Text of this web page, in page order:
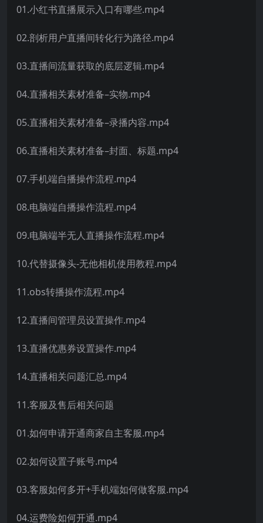
01.小红书直播展示入口有哪些.mp4
02.剖析用户直播间转化行为路径.mp4
03.直播间流量获取的底层逻辑.mp4
04.直播相关素材准备–实物.mp4
05.直播相关素材准备–录播内容.mp4
06.直播相关素材准备–封面、标题.mp4
07.手机端自播操作流程.mp4
08.电脑端自播操作流程.mp4
09.电脑端半无人直播操作流程.mp4
10.代替摄像头-无他相机使用教程.mp4
11.obs转播操作流程.mp4
12.直播间管理员设置操作.mp4
13.直播优惠券设置操作.mp4
14.直播相关问题汇总.mp4
11.客服及售后相关问题
01.如何申请开通商家自主客服.mp4
02.如何设置子账号.mp4
03.客服如何多开+手机端如何做客服.mp4
04.运费险如何开通.mp4